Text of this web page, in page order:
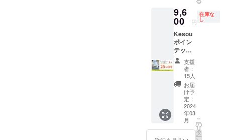
ており
ます。
交換品
の再交
換・返
品は
承って
おりま
せん。
発送い
たしま
す。発
送が完
了した
カラー
より順
次一般
販売を
開始さ
せてい
ただき
ます。
※税込、
送料込
ません
と、ご
希望の
靴が作
成でき
ず、リ
ターン
を発送
するこ
とがで
きませ
んので
必ずご
入力を
お願い
は1週間
以内に
たしま
す。 ※
メッ
セージ
受信
後、1週
間以内
に回答
をお願
いいた
しま
す。ま
よりお
選びい
ただけ
ます。
・リボ
ン
シュー
クリッ
プをご
利用の
場合
は、リ
ボン1点
500円の
リター
ンを合
予定価
格
12800
円→早
割価格
9600
円】 ・
お届け
予定：3
月下旬
・オプ
ション
にてサ
イズを
ご選択
くださ
9,6
00 円
在庫な
し
Kesou
ポイン
テッド
トゥパ
ンプス
ライト
グレー
ミック
ス1足
・先着
15様限
定！販
売予定
支援
者：
15人
お届
け予
定：
2024
年03
月
こ
の
リ
タ
ー